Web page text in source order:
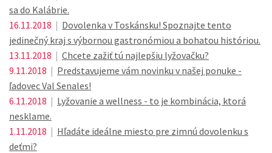
sa do Kalábrie.
16.11.2018 | Dovolenka v Toskánsku! Spoznajte tento
jedinečný kraj s výbornou gastronómiou a bohatou históriou.
13.11.2018 | Chcete zažiť tú najlepšiu lyžovačku?
9.11.2018 | Predstavujeme vám novinku v našej ponuke -
ľadovec Val Senales!
6.11.2018 | Lyžovanie a wellness - to je kombinácia, ktorá
nesklame.
1.11.2018 | Hľadáte ideálne miesto pre zimnú dovolenku s
deťmi?